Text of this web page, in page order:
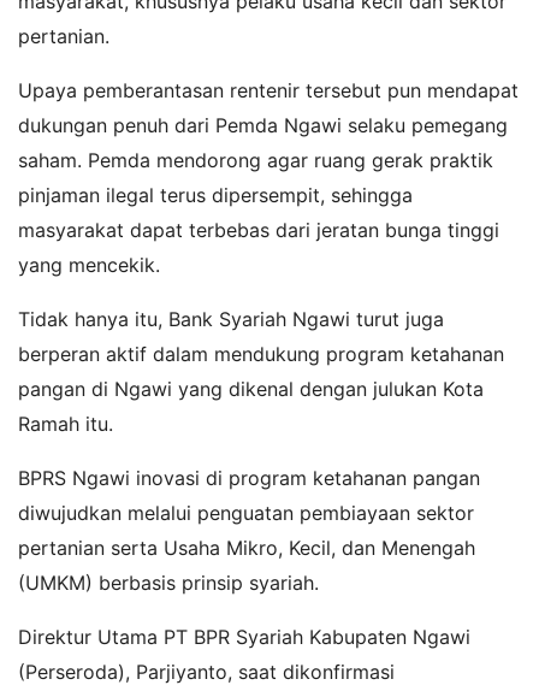
pertanian.
Upaya pemberantasan rentenir tersebut pun mendapat
dukungan penuh dari Pemda Ngawi selaku pemegang
saham. Pemda mendorong agar ruang gerak praktik
pinjaman ilegal terus dipersempit, sehingga
masyarakat dapat terbebas dari jeratan bunga tinggi
yang mencekik.
Tidak hanya itu, Bank Syariah Ngawi turut juga
berperan aktif dalam mendukung program ketahanan
pangan di Ngawi yang dikenal dengan julukan Kota
Ramah itu.
BPRS Ngawi inovasi di program ketahanan pangan
diwujudkan melalui penguatan pembiayaan sektor
pertanian serta Usaha Mikro, Kecil, dan Menengah
(UMKM) berbasis prinsip syariah.
Direktur Utama PT BPR Syariah Kabupaten Ngawi
(Perseroda), Parjiyanto, saat dikonfirmasi